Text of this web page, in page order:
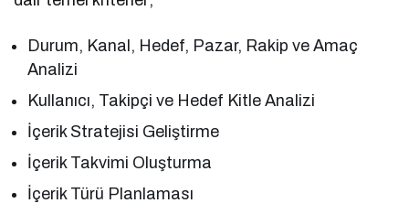
Durum, Kanal, Hedef, Pazar, Rakip ve Amaç
Analizi
Kullanıcı, Takipçi ve Hedef Kitle Analizi
İçerik Stratejisi Geliştirme
İçerik Takvimi Oluşturma
İçerik Türü Planlaması